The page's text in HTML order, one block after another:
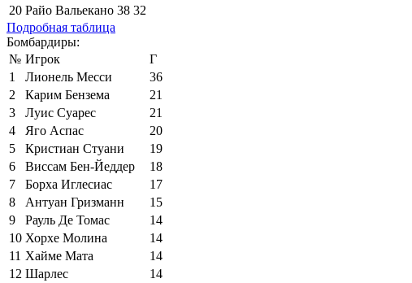
20 Райо Вальекано 38 32
Подробная таблица
Бомбардиры:
№ Игрок
Г
1
Лионель Месси
36
2
Карим Бензема
21
3
Луис Суарес
21
4
Яго Аспас
20
5
Кристиан Стуани
19
6
Виссам Бен-Йеддер
18
7
Борха Иглесиас
17
8
Антуан Гризманн
15
9
Рауль Де Томас
14
10 Хорхе Молина
14
11 Хайме Мата
14
12 Шарлес
14